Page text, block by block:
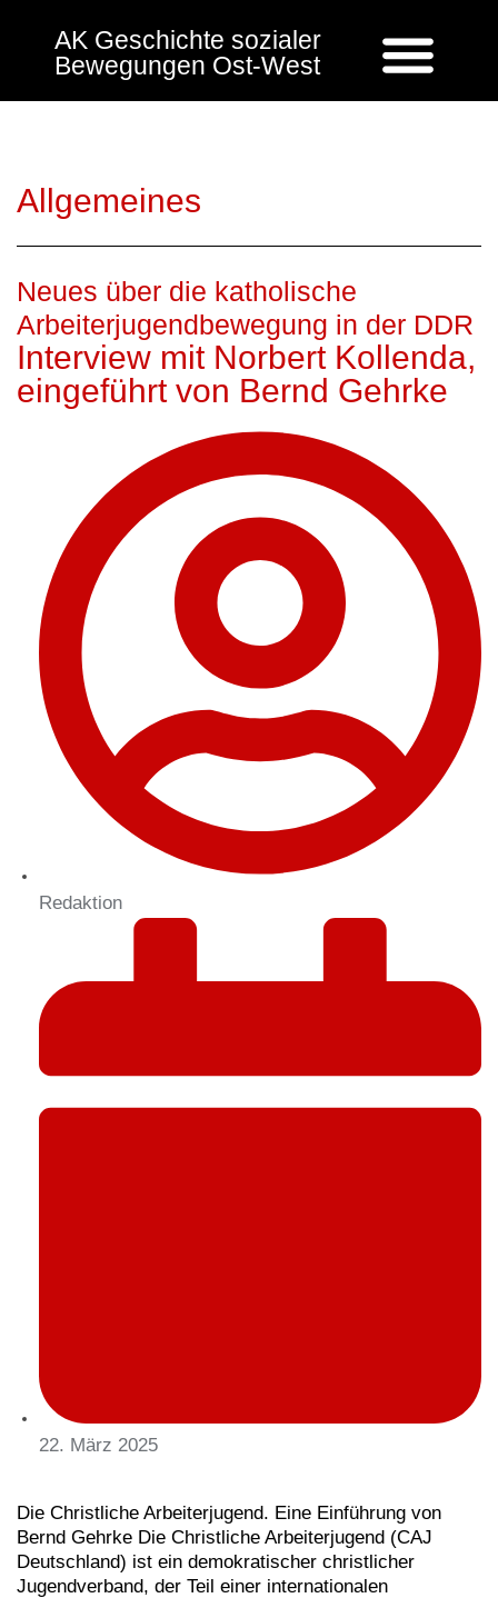
AK Geschichte sozialer
Bewegungen Ost-West
Allgemeines
Neues über die katholische
Arbeiterjugendbewegung in der DDR
Interview mit Norbert Kollenda,
eingeführt von Bernd Gehrke
Redaktion
22. März 2025
Die Christliche Arbeiterjugend. Eine Einführung von
Bernd Gehrke Die Christliche Arbeiterjugend (CAJ
Deutschland) ist ein demokratischer christlicher
Jugendverband, der Teil einer internationalen